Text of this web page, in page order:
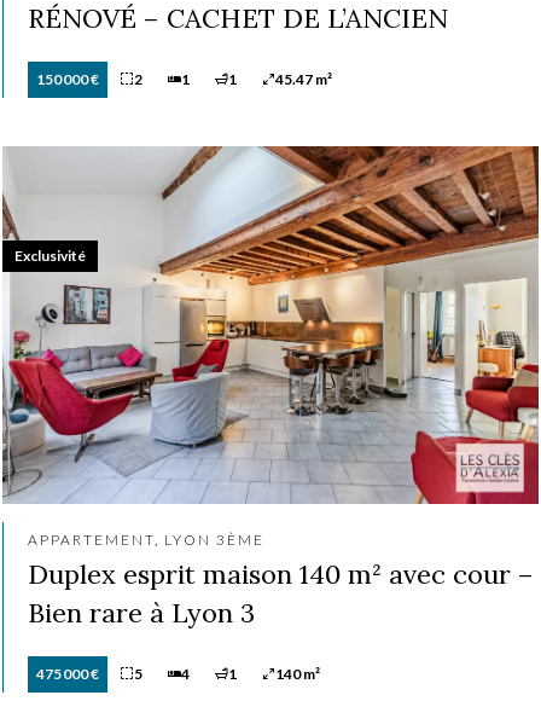
RÉNOVÉ – CACHET DE L’ANCIEN
150 000 € 2 1 1 45.47 m²
APPARTEMENT, LYON 3ÈME
Duplex esprit maison 140 m² avec cour –
Bien rare à Lyon 3
475 000 € 5 4 1 140 m²
Exclusivité